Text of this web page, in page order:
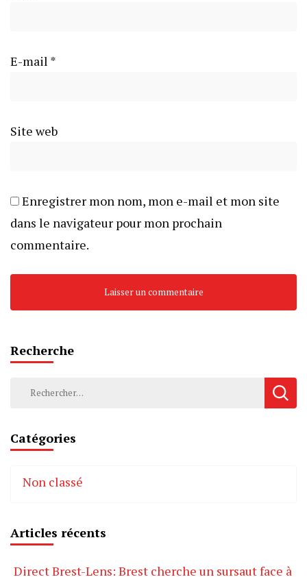
E-mail *
Site web
Enregistrer mon nom, mon e-mail et mon site
dans le navigateur pour mon prochain
commentaire.
Recherche
Rechercher :
Catégories
Non classé
Articles récents
Direct Brest-Lens: Brest cherche un sursaut face à